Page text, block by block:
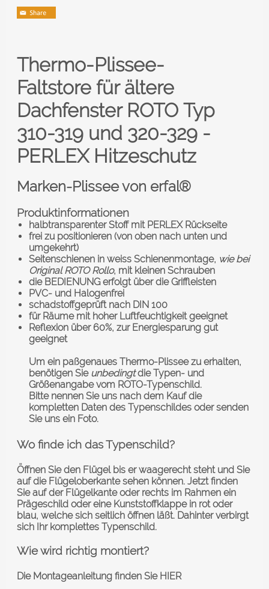
Thermo-Plissee-
Faltstore für ältere
Dachfenster ROTO Typ
310-319 und 320-329 -
PERLEX Hitzeschutz
Marken-Plissee von erfal®
Produktinformationen
halbtransparenter Stoff mit PERLEX Rückseite
frei zu positionieren (von oben nach unten und
umgekehrt)
Seitenschienen in weiss Schienenmontage, wie bei
Original ROTO Rollo, mit kleinen Schrauben
die BEDIENUNG erfolgt über die Griffleisten
PVC- und Halogenfrei
schadstoffgeprüft nach DIN 100
für Räume mit hoher Luftfeuchtigkeit geeignet
Reflexion über 60%, zur Energiesparung gut
geeignet
Um ein paßgenaues Thermo-Plissee zu erhalten,
benötigen Sie unbedingtdie Typen- und
Größenangabe vom ROTO-Typenschild.
Bitte nennen Sie uns nach dem Kauf die
kompletten Daten des Typenschildes oder senden
Sie uns ein Foto.
Wo finde ich das Typenschild?
Öffnen Sie den Flügel bis er waagerecht steht und Sie
auf die Flügeloberkante sehen können. Jetzt finden
Sie auf der Flügelkante oder rechts im Rahmen ein
Prägeschild oder eine Kunststoffklappe in rot oder
blau, welche sich seitlich öffnen läßt. Dahinter verbirgt
sich Ihr komplettes Typenschild.
Wie wird richtig montiert?
Die Montageanleitung finden Sie HIER